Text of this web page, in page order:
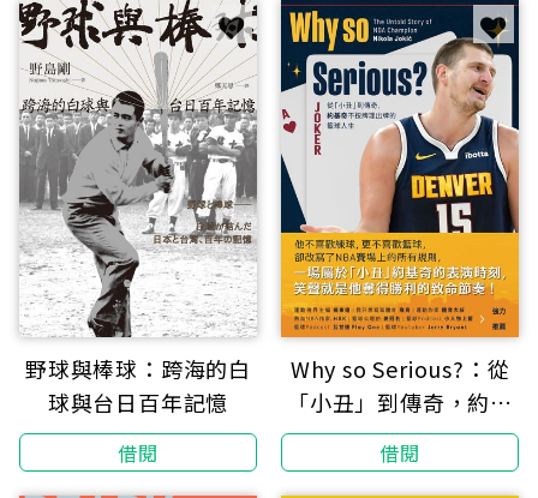
野球與棒球：跨海的白
球與台日百年記憶
借閱
Why so Serious?：從
「小丑」到傳奇，約基
奇不按牌理出牌的籃球
人生
借閱